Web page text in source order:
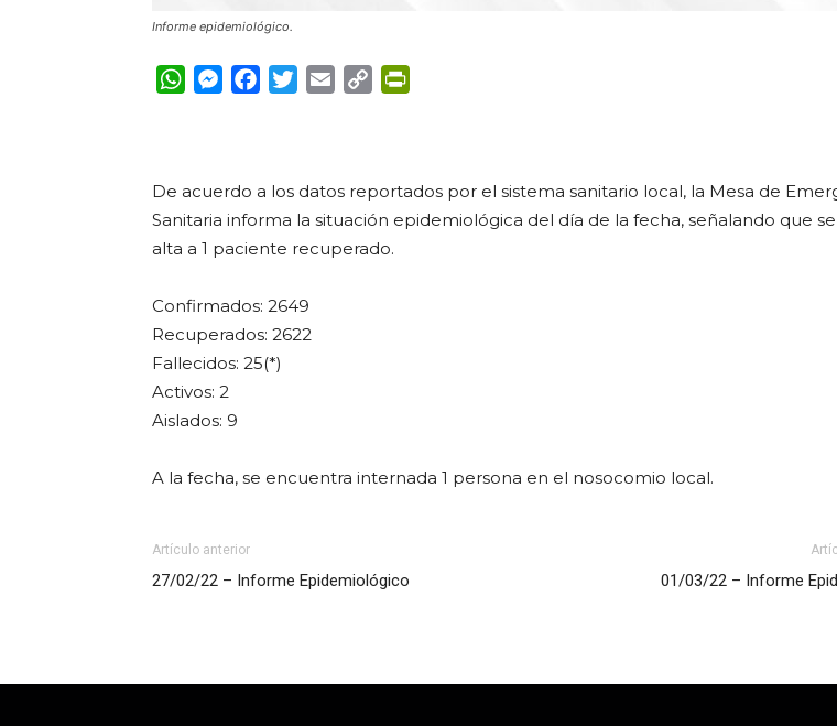
Informe epidemiológico.
WhatsApp
Messenger
FacebookTwitterEmail Copy
De acuerdo a los datos reportados por el sistema sanitario local, la Mesa de
Sanitaria informa la situación epidemiológica del día de la fecha, señalando que
alta a 1 paciente recuperado.
Confirmados: 2649
Recuperados: 2622
Fallecidos: 25(*)
Activos: 2
Aislados: 9
A la fecha, se encuentra internada 1 persona en el nosocomio local.
Artículo anterior
27/02/22 – Informe Epidemiológico 01/03/22 – Informe